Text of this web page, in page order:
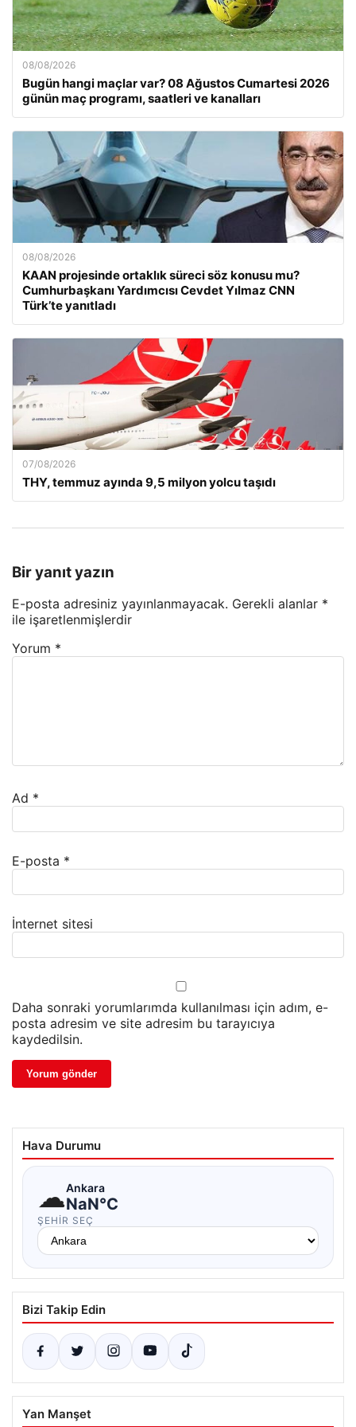
08/08/2026
Bugün hangi maçlar var? 08 Ağustos Cumartesi 2026
günün maç programı, saatleri ve kanalları
08/08/2026
KAAN projesinde ortaklık süreci söz konusu mu?
Cumhurbaşkanı Yardımcısı Cevdet Yılmaz CNN
Türk’te yanıtladı
07/08/2026
THY, temmuz ayında 9,5 milyon yolcu taşıdı
Bir yanıt yazın
E-posta adresiniz yayınlanmayacak. Gerekli alanlar *
ile işaretlenmişlerdir
Yorum *
Ad *
E-posta *
İnternet sitesi
Daha sonraki yorumlarımda kullanılması için adım, e-
posta adresim ve site adresim bu tarayıcıya
kaydedilsin.
Hava Durumu
☁Ankara
NaN°C
ŞEHIR SEÇ
Bizi Takip Edin
Yan Manşet